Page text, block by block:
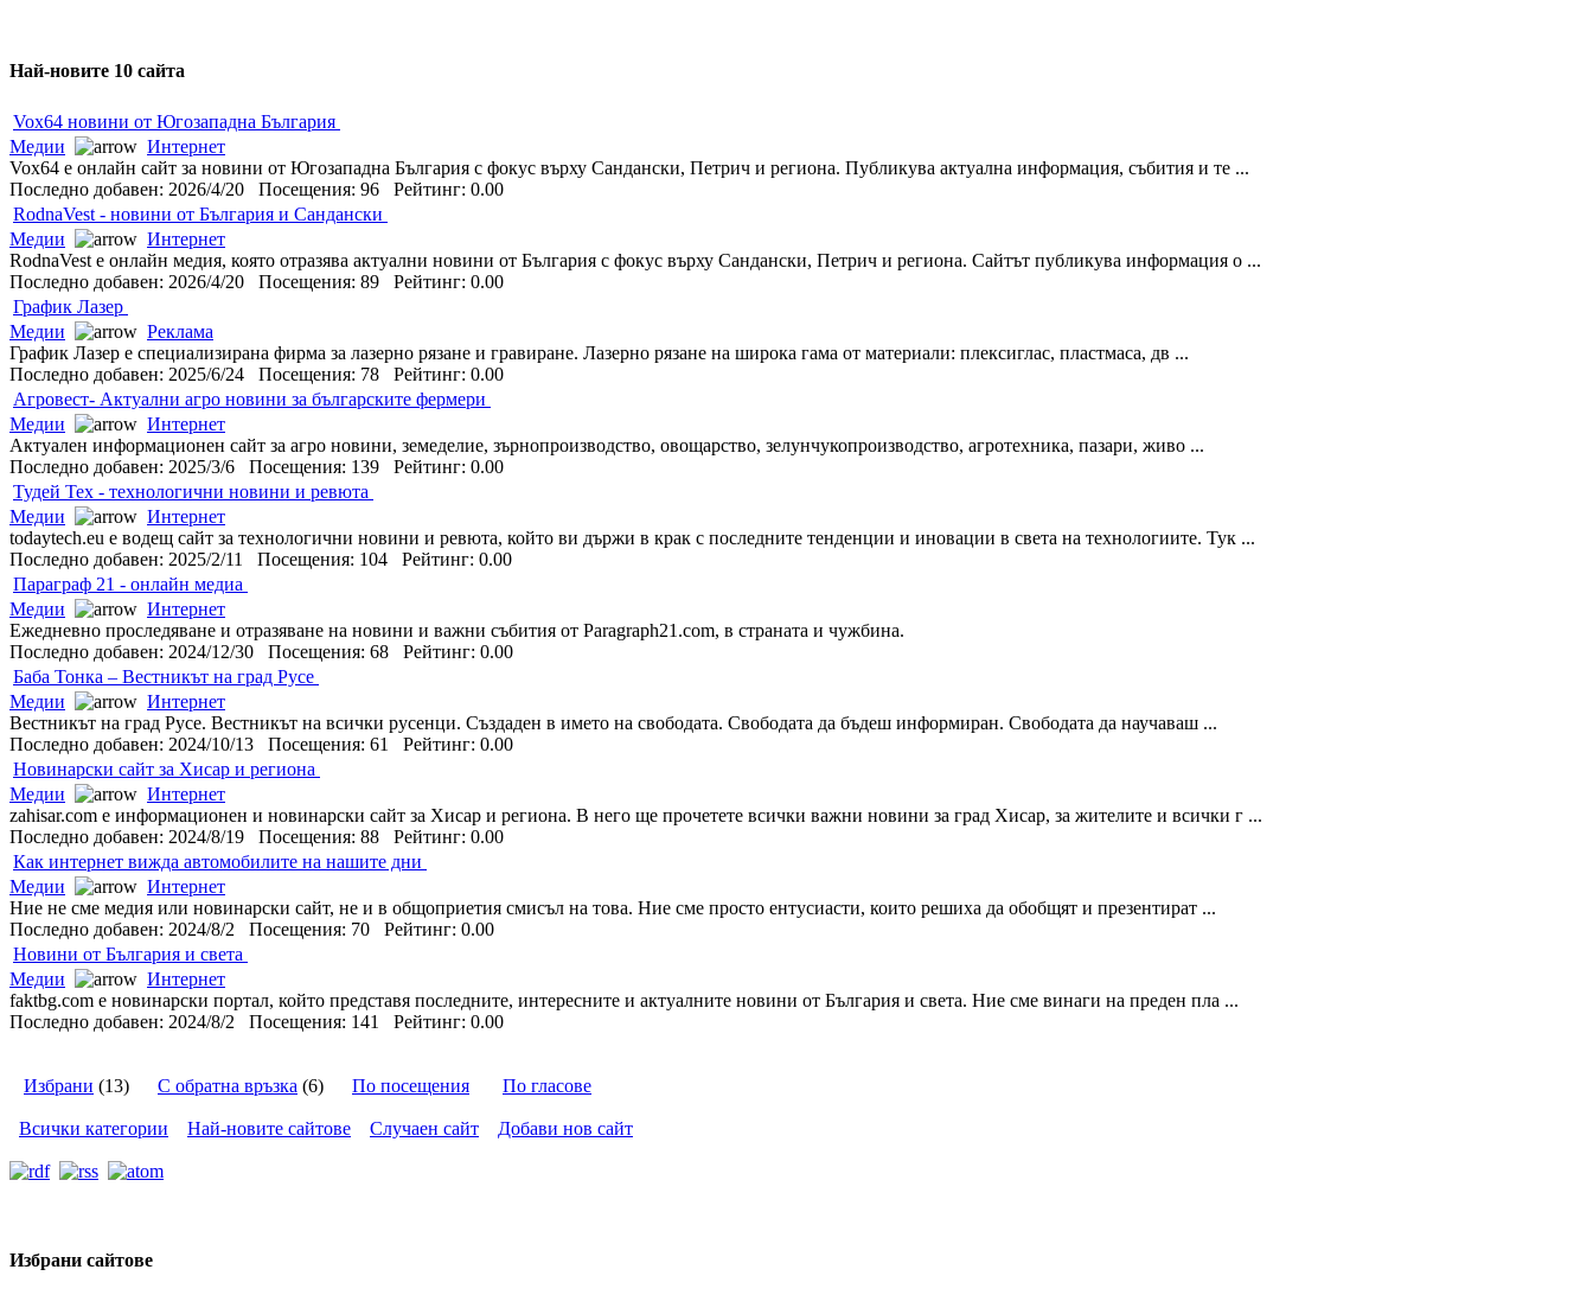
Най-новите 10 сайта
Vox64 новини от Югозападна България
Медии
Интернет
Vox64 е онлайн сайт за новини от Югозападна България с фокус върху Сандански, Петрич и региона. Публикува актуална информация, събития и те ...
Последно добавен: 2026/4/20 Посещения: 96 Рейтинг: 0.00
RodnaVest - новини от България и Сандански
Медии
Интернет
RodnaVest е онлайн медия, която отразява актуални новини от България с фокус върху Сандански, Петрич и региона. Сайтът публикува информация о ...
Последно добавен: 2026/4/20 Посещения: 89 Рейтинг: 0.00
График Лазер
Медии
Реклама
График Лазер е специализирана фирма за лазерно рязане и гравиране. Лазерно рязане на широка гама от материали: плексиглас, пластмаса, дв ...
Последно добавен: 2025/6/24 Посещения: 78 Рейтинг: 0.00
Агровест- Актуални агро новини за българските фермери
Медии
Интернет
Актуален информационен сайт за агро новини, земеделие, зърнопроизводство, овощарство, зелунчукопроизводство, агротехника, пазари, живо ...
Последно добавен: 2025/3/6 Посещения: 139 Рейтинг: 0.00
Тудей Тех - технологични новини и ревюта
Медии
Интернет
todaytech.eu е водещ сайт за технологични новини и ревюта, който ви държи в крак с последните тенденции и иновации в света на технологиите. Тук ...
Последно добавен: 2025/2/11 Посещения: 104 Рейтинг: 0.00
Параграф 21 - онлайн медиа
Медии
Интернет
Ежедневно проследяване и отразяване на новини и важни събития от Paragraph21.com, в страната и чужбина.
Последно добавен: 2024/12/30 Посещения: 68 Рейтинг: 0.00
Баба Тонка – Вестникът на град Русе
Медии
Интернет
Вестникът на град Русе. Вестникът на всички русенци. Създаден в името на свободата. Свободата да бъдеш информиран. Свободата да научаваш ...
Последно добавен: 2024/10/13 Посещения: 61 Рейтинг: 0.00
Новинарски сайт за Хисар и региона
Медии
Интернет
zahisar.com е информационен и новинарски сайт за Хисар и региона. В него ще прочетете всички важни новини за град Хисар, за жителите и всички г ...
Последно добавен: 2024/8/19 Посещения: 88 Рейтинг: 0.00
Как интернет вижда автомобилите на нашите дни
Медии
Интернет
Ние не сме медия или новинарски сайт, не и в общоприетия смисъл на това. Ние сме просто ентусиасти, които решиха да обобщят и презентират ...
Последно добавен: 2024/8/2 Посещения: 70 Рейтинг: 0.00
Новини от България и света
Медии
Интернет
faktbg.com е новинарски портал, който представя последните, интересните и актуалните новини от България и света. Ние сме винаги на преден пла ...
Последно добавен: 2024/8/2 Посещения: 141 Рейтинг: 0.00
Избрани (13) С обратна връзка (6) По посещения По гласове
Всички категории Най-новите сайтове Случаен сайт Добави нов сайт
Избрани сайтове